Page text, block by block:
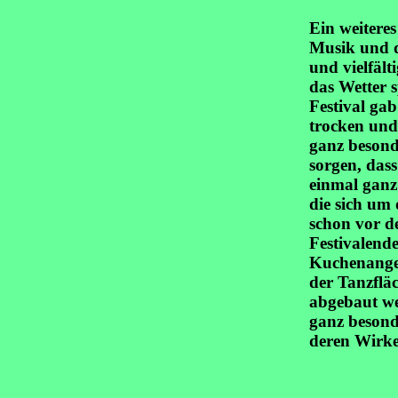
Ein
Musik und
und
das Wetter
Festival
trocken
ganz
sorgen,
einmal
die sich um
schon vor
der
abgebaut
ganz
deren